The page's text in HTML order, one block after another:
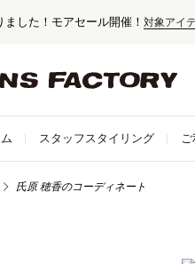
ました！モアセール開催！ 対象アイ
無料！
ト。さらに詳しく
スタッフスタイリング ご
氏原 穂香のコーディネート